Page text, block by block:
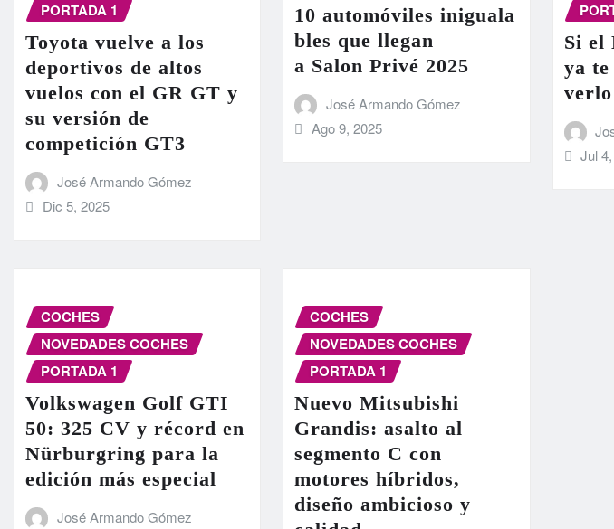
PORTADA 1
Toyota vuelve a los
deportivos de altos
vuelos con el GR GT y
su versión de
competición GT3
José Armando Gómez
Dic 5, 2025
10 automóviles iniguala
bles que llegan
a Salon Privé 2025
José Armando Gómez
Ago 9, 2025
Si el
ya te
Jul
COCHES
NOVEDADES COCHES
PORTADA 1
Volkswagen Golf GTI
50: 325 CV y récord en
Nürburgring para la
edición más especial
José Armando Gómez
COCHES
NOVEDADES COCHES
PORTADA 1
Nuevo Mitsubishi
Grandis: asalto al
segmento C con
motores híbridos,
diseño ambicioso y